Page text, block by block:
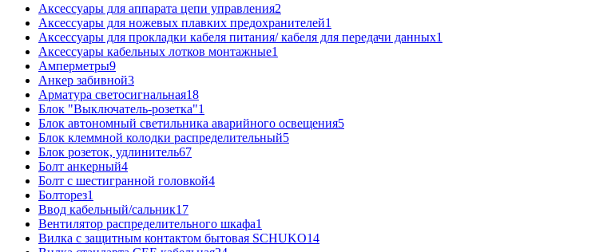
Аксессуары для аппарата цепи управления2
Аксессуары для ножевых плавких предохранителей1
Аксессуары для прокладки кабеля питания/ кабеля для передачи данных1
Аксессуары кабельных лотков монтажные1
Амперметры9
Анкер забивной3
Арматура светосигнальная18
Блок "Выключатель-розетка"1
Блок автономный светильника аварийного освещения5
Блок клеммной колодки распределительный5
Блок розеток, удлинитель67
Болт анкерный4
Болт с шестигранной головкой4
Болторез1
Ввод кабельный/сальник17
Вентилятор распределительного шкафа1
Вилка с защитным контактом бытовая SCHUKO14